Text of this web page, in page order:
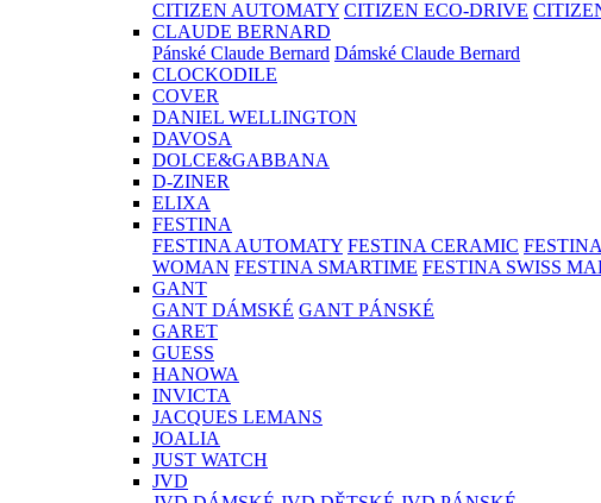
CITIZEN AUTOMATY CITIZEN ECO-DRIVE
CLAUDE BERNARD
Pánské Claude Bernard Dámské Claude Bernard
CLOCKODILE
COVER
DANIEL WELLINGTON
DAVOSA
DOLCE&GABBANA
D-ZINER
ELIXA
FESTINA
FESTINA AUTOMATY FESTINA CERAMIC
WOMAN FESTINA SMARTIME FESTINA SWISS
GANT
GANT DÁMSKÉ GANT PÁNSKÉ
GARET
GUESS
HANOWA
INVICTA
JACQUES LEMANS
JOALIA
JUST WATCH
JVD